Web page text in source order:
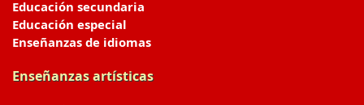
Educación secundaria
Educación especial
Enseñanzas de idiomas
Enseñanzas artísticas